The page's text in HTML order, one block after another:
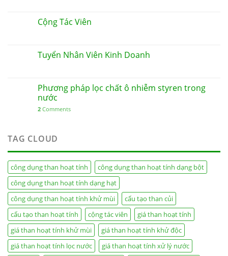
Cộng Tác Viên
Tuyển Nhân Viên Kinh Doanh
Phương pháp lọc chất ô nhiễm styren trong
nước
2 Comments
TAG CLOUD
công dụng than hoạt tính
công dụng than hoạt tính dạng bột
công dụng than hoạt tính dạng hạt
công dụng than hoạt tính khử mùi
cấu tạo than củi
cấu tạo than hoạt tính
cộng tác viên
giá than hoạt tính
giá than hoạt tính khử mùi
giá than hoạt tính khử độc
giá than hoạt tính lọc nước
giá than hoạt tính xử lý nước